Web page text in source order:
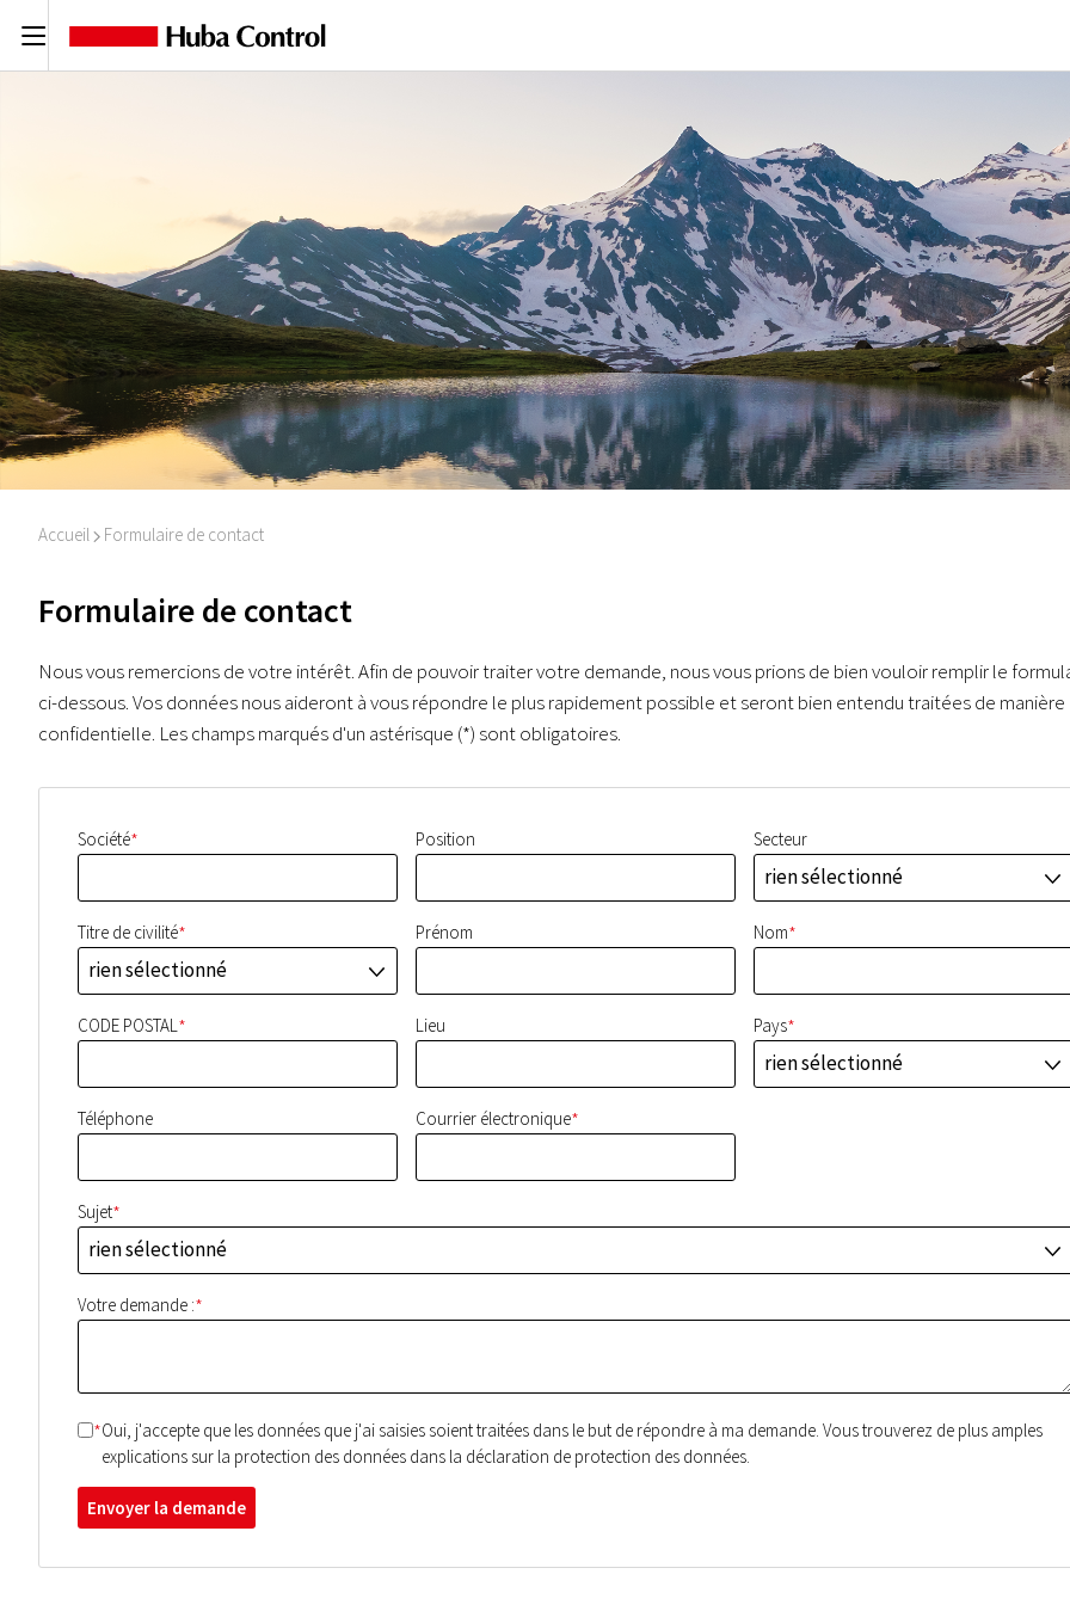
C
Accueil I Formulaire de contact
Formulaire de contact
Nous vous remercions de votre intérêt. Afin de pouvoir traiter votre demande, nous vous prions de bien vouloir remplir le
ci-dessous. Vos données nous aideront à vous répondre le plus rapidement possible et seront bien entendu traitées de manière
confidentielle. Les champs marqués d'un astérisque (*) sont obligatoires.
Société* Position Secteur
rien sélectionné J
Titre de civilité*
rien sélectionné
J
Prénom Nom*
CODE POSTAL * Lieu Pays*
rien sélectionné
J
Téléphone Courrier électronique*
Sujet*
rien sélectionné
J
Votre demande :*
*Oui, j'accepte que les données que j'ai saisies soient traitées dans le but de répondre à ma demande. Vous trouverez de plus amples
explications sur la protection des données dans la déclaration de protection des données.
Envoyer la demande